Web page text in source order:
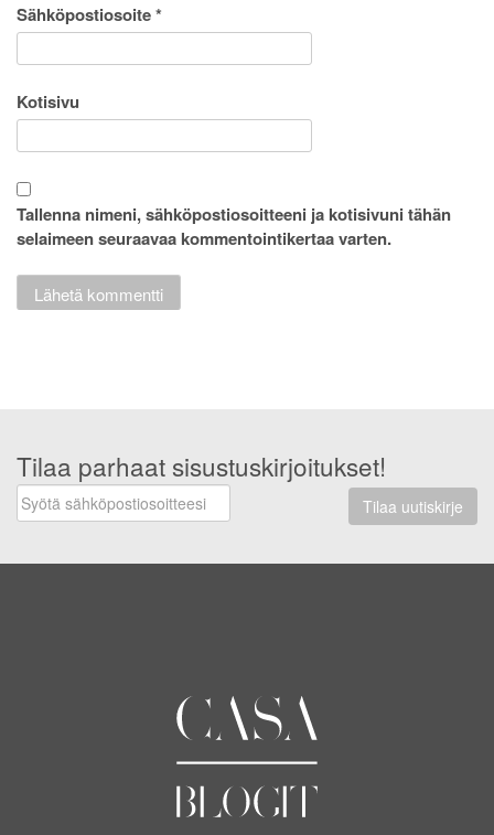
Sähköpostiosoite*
Kotisivu
Tallenna nimeni, sähköpostiosoitteeni ja kotisivuni tähän
selaimeen seuraavaa kommentointikertaa varten.
Tilaa parhaat sisustuskirjoitukset!
Tilaa uutiskirje